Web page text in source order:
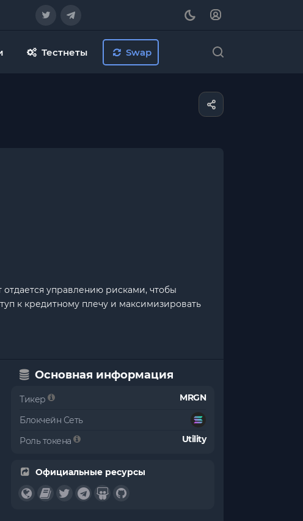
Тестнеты Swap
управлению рисками, чтобы
к кредитному плечу и максимизировать
Основная информация
Тикер MRGN
Блокчейн Сеть
Роль токена
Utility
Официальные ресурсы